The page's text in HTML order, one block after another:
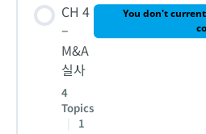
4. [실습] 타깃기업 선정 후 분석
CH 2 – 퀴즈
인
와
1-1. 기업인수 절차 5단계 – 디
CH 4
–
M&A
실사
4
Topics
1
You don't